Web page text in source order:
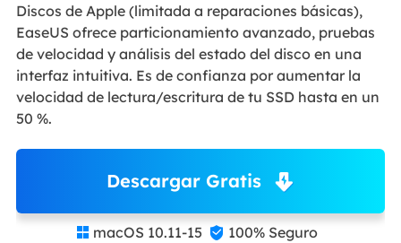
Discos de Apple (limitada a reparaciones básicas),
EaseUS ofrece particionamiento avanzado, pruebas
de velocidad y análisis del estado del disco en una
interfaz intuitiva. Es de confianza por aumentar la
velocidad de lectura/escritura de tu SSD hasta en un
50 %.
Descargar Gratis
 macOS 10.11-15  100% Seguro